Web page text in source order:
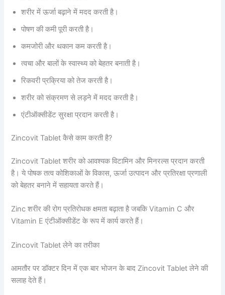
शरीर में ऊर्जा बढ़ाने में मदद करती है।
पोषण की कमी पूरी करती है।
कमजोरी और थकान कम करती है।
त्वचा और बालों के स्वास्थ्य को बेहतर बनाती है।
रिकवरी प्रक्रिया को तेज करती है।
शरीर को संक्रमण से लड़ने में मदद करती है।
एंटीऑक्सीडेंट सुरक्षा प्रदान करती है।
Zincovit Tablet कैसे काम करती है?
Zincovit Tablet शरीर को आवश्यक विटामिन और मिनरल्स प्रदान करती
है। ये पोषक तत्व कोशिकाओं के विकास, ऊर्जा उत्पादन और प्रतिरक्षा प्रणाली
को बेहतर बनाने में सहायता करते हैं।
Zinc शरीर की रोग प्रतिरोधक क्षमता बढ़ाता है जबकि Vitamin C और
Vitamin E एंटीऑक्सीडेंट के रूप में कार्य करते हैं।
Zincovit Tablet लेने का तरीका
आमतौर पर डॉक्टर दिन में एक बार भोजन के बाद Zincovit Tablet लेने की
सलाह देते हैं।